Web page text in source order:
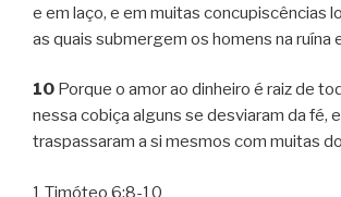
e em laço, e em muitas concupiscências
as quais submergem os homens na ruína
10 Porque o amor ao dinheiro é raiz de
nessa cobiça alguns se desviaram da fé,
traspassaram a si mesmos com muitas
1 Timóteo 6:8-10